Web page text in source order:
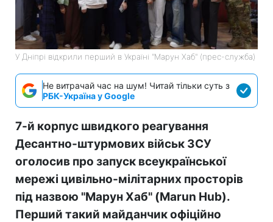
У Дніпрі відкрили перший в Україні "Марун Хаб" (прес-служба)
Не витрачай час на шум! Читай тільки суть з
РБК-Україна у Google
7-й корпус швидкого реагування
Десантно-штурмових військ ЗСУ
оголосив про запуск всеукраїнської
мережі цивільно-мілітарних просторів
під назвою "Марун Хаб" (Marun Hub).
Перший такий майданчик офіційно